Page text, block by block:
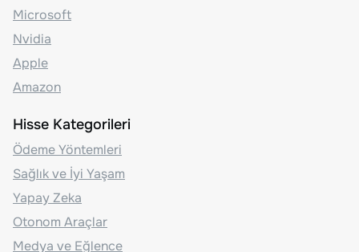
Microsoft
Nvidia
Apple
Amazon
Hisse Kategorileri
Ödeme Yöntemleri
Sağlık ve İyi Yaşam
Yapay Zeka
Otonom Araçlar
Medya ve Eğlence